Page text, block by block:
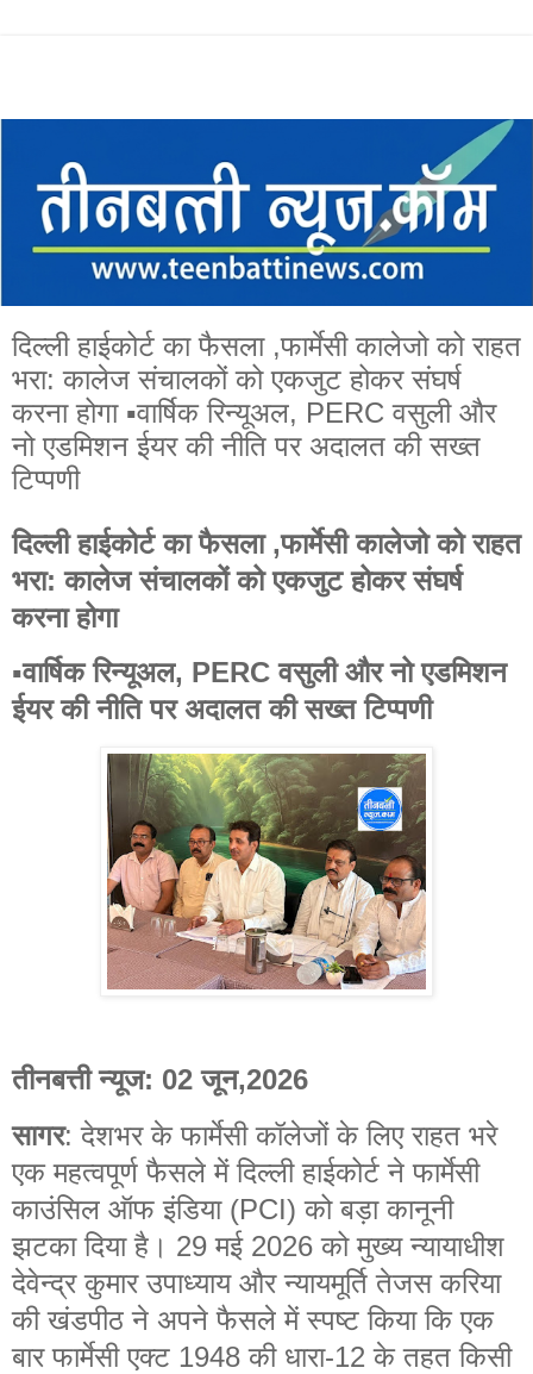
दिल्ली हाईकोर्ट का फैसला ,फार्मेसी कालेजो को राहत
भरा: कालेज संचालकों को एकजुट होकर संघर्ष
करना होगा ▪️वार्षिक रिन्यूअल, PERC वसुली और
नो एडमिशन ईयर की नीति पर अदालत की सख्त
टिप्पणी
दिल्ली हाईकोर्ट का फैसला ,फार्मेसी कालेजो को राहत
भरा: कालेज संचालकों को एकजुट होकर संघर्ष
करना होगा
▪️वार्षिक रिन्यूअल, PERC वसुली और नो एडमिशन
ईयर की नीति पर अदालत की सख्त टिप्पणी
तीनबत्ती न्यूज: 02 जून,2026
सागर: देशभर के फार्मेसी कॉलेजों के लिए राहत भरे
एक महत्वपूर्ण फैसले में दिल्ली हाईकोर्ट ने फार्मेसी
काउंसिल ऑफ इंडिया (PCI) को बड़ा कानूनी
झटका दिया है। 29 मई 2026 को मुख्य न्यायाधीश
देवेन्द्र कुमार उपाध्याय और न्यायमूर्ति तेजस करिया
की खंडपीठ ने अपने फैसले में स्पष्ट किया कि एक
बार फार्मेसी एक्ट 1948 की धारा-12 के तहत किसी